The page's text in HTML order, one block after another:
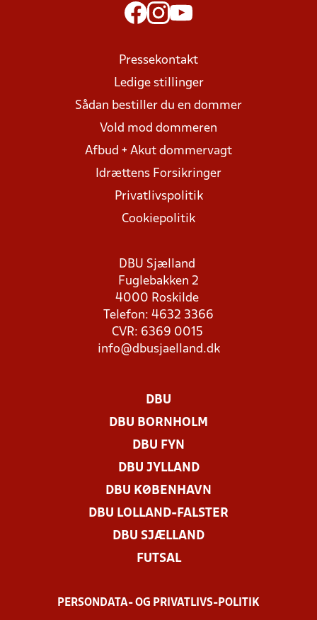
Pressekontakt
Ledige stillinger
Sådan bestiller du en dommer
Vold mod dommeren
Afbud + Akut dommervagt
Idrættens Forsikringer
Privatlivspolitik
Cookiepolitik
DBU Sjælland
Fuglebakken 2
4000 Roskilde
Telefon: 4632 3366
CVR: 6369 0015
info@dbusjaelland.dk
DBU
DBU BORNHOLM
DBU FYN
DBU JYLLAND
DBU KØBENHAVN
DBU LOLLAND-FALSTER
DBU SJÆLLAND
FUTSAL
PERSONDATA- OG PRIVATLIVS-POLITIK